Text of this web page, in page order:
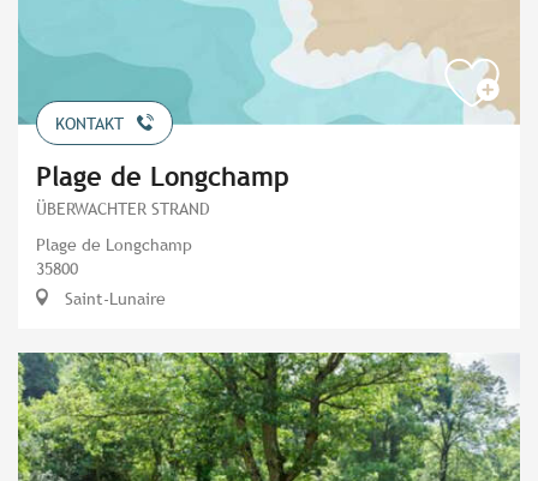
KONTAKT
Plage de Longchamp
ÜBERWACHTER STRAND
Plage de Longchamp
35800
Saint-Lunaire